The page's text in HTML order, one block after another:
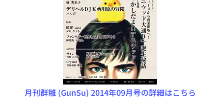
月刊群雛 (GunSu) 2014年09月号の詳細はこちら